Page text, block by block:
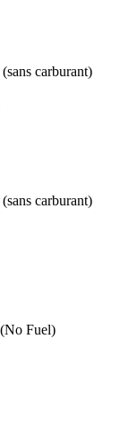
carburant)
carburant)
Fuel)